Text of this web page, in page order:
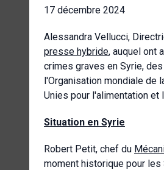
17 décembre 2024
Alessandra Vellucci,
presse hybride, auquel ont
crimes graves en Syrie,
l'Organisation mondiale de
Unies pour l'alimentation et
Situation en Syrie
Robert Petit, chef du
moment historique pour les